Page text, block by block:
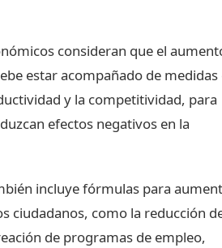
consideran que el
estar acompañado de medidas
y la competitividad, para
efectos negativos en la
incluye fórmulas para
ciudadanos, como la reducción
de programas de empleo,